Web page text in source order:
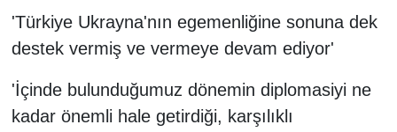
'Türkiye Ukrayna'nın egemenliğine sonuna dek
destek vermiş ve vermeye devam ediyor'
'İçinde bulunduğumuz dönemin diplomasiyi ne
kadar önemli hale getirdiği, karşılıklı